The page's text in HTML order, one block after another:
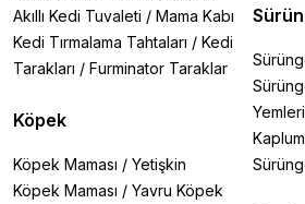
Akıllı Kedi Tuvaleti / Mama Kabı
Kedi Tırmalama Tahtaları / Kedi
Tarakları / Furminator Taraklar
Köpek
Köpek Maması / Yetişkin
Köpek Maması / Yavru Köpek
Yemleri